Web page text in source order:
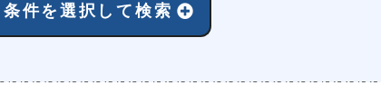
条件を選択して検索